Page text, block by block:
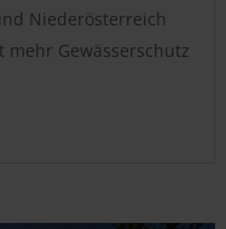
Niederösterreich
mehr Gewässerschutz